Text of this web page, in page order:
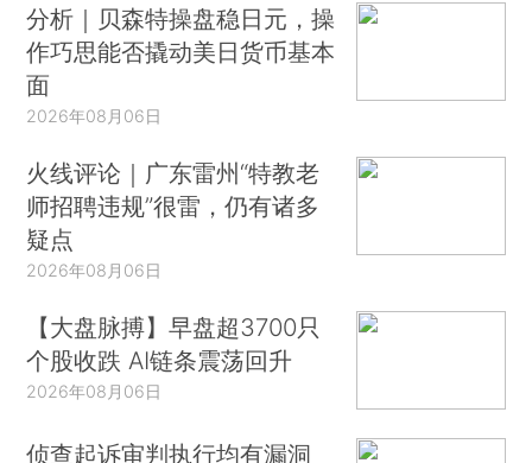
分析｜贝森特操盘稳日元，操
作巧思能否撬动美日货币基本
面
2026年08月06日
火线评论｜广东雷州“特教老
师招聘违规”很雷，仍有诸多
疑点
2026年08月06日
【大盘脉搏】早盘超3700只
个股收跌 AI链条震荡回升
2026年08月06日
侦查起诉审判执行均有漏洞